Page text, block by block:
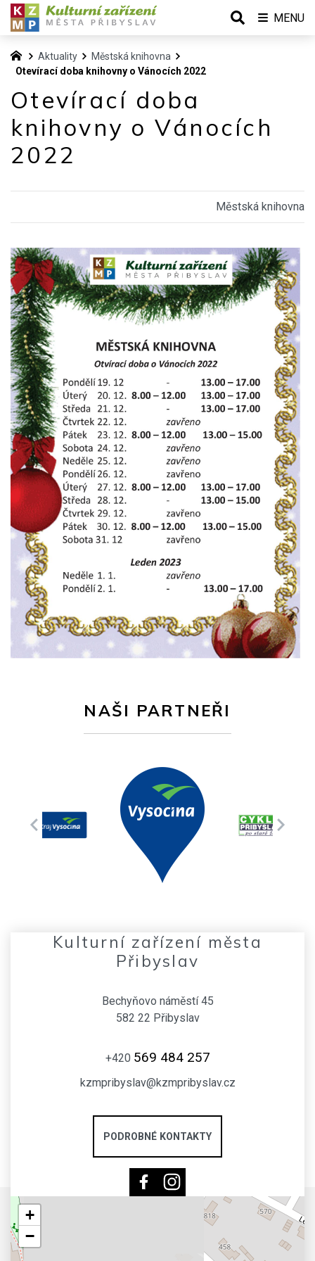
Aktuality
Městská knihovna
Otevírací doba knihovny o Vánocích 2022
Otevírací doba
knihovny o Vánocích
2022
Městská knihovna
NAŠI PARTNEŘI
Kulturní zařízení města
Přibyslav
Bechyňovo náměstí 45
582 22 Přibyslav
+420 569 484 257
kzmpribyslav@kzmpribyslav.cz
PODROBNÉ KONTAKTY
+
−
MENU